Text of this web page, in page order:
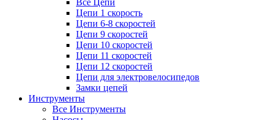
Все Цепи
Цепи 1 скорость
Цепи 6-8 скоростей
Цепи 9 скоростей
Цепи 10 скоростей
Цепи 11 скоростей
Цепи 12 скоростей
Цепи для электровелосипедов
Замки цепей
Инструменты
Все Инструменты